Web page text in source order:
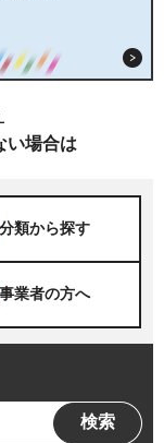
い場合は
分類から探す
事業者の方へ